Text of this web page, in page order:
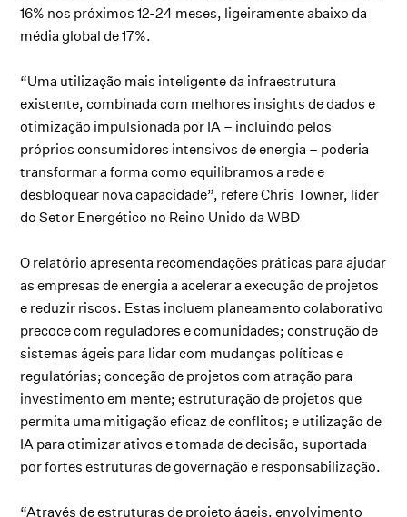
16% nos próximos 12-24 meses, ligeiramente abaixo da
média global de 17%.
“Uma utilização mais inteligente da infraestrutura
existente, combinada com melhores insights de dados e
otimização impulsionada por IA – incluindo pelos
próprios consumidores intensivos de energia – poderia
transformar a forma como equilibramos a rede e
desbloquear nova capacidade”, refere Chris Towner, líder
do Setor Energético no Reino Unido da WBD
O relatório apresenta recomendações práticas para ajudar
as empresas de energia a acelerar a execução de projetos
e reduzir riscos. Estas incluem planeamento colaborativo
precoce com reguladores e comunidades; construção de
sistemas ágeis para lidar com mudanças políticas e
regulatórias; conceção de projetos com atração para
investimento em mente; estruturação de projetos que
permita uma mitigação eficaz de conflitos; e utilização de
IA para otimizar ativos e tomada de decisão, suportada
por fortes estruturas de governação e responsabilização.
“Através de estruturas de projeto ágeis, envolvimento